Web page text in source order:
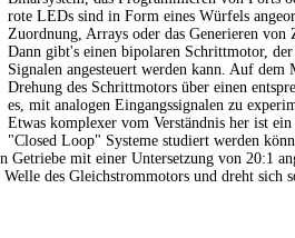
rote LEDs sind in Form eines Würfels
Zuordnung, Arrays oder das Generieren von
Dann gibt's einen bipolaren Schrittmotor,
Signalen angesteuert werden kann. Auf
Drehung des Schrittmotors über einen
es, mit analogen Eingangssignalen zu
Etwas komplexer vom Verständnis her ist
"Closed Loop" Systeme studiert werden
Getriebe mit einer Untersetzung von 20:1
des Gleichstrommotors und dreht